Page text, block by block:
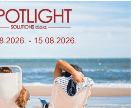
frame DN155 WT
,Osram
3,60
€